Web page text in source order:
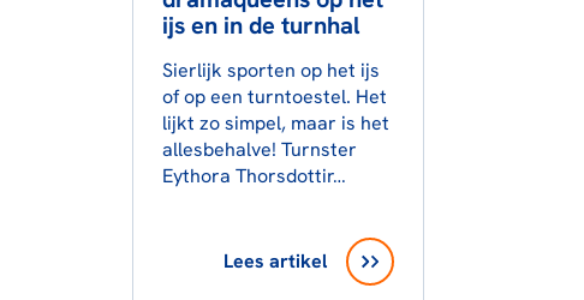
ijs en in de turnhal
Sierlijk sporten op het ijs
of op een turntoestel. Het
lijkt zo simpel, maar is het
allesbehalve! Turnster
Eythora Thorsdottir…
Lees artikel